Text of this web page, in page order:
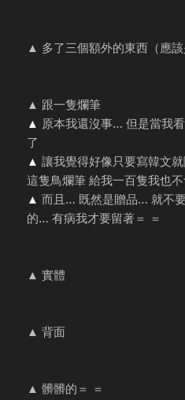
▲ 多了三個額外的東西（應
▲ 跟一隻爛筆
▲ 原本我還沒事… 但是當我
了
▲讓我覺得好像只要寫韓文
這隻鳥爛筆 給我一百隻我也
▲而且… 既然是贈品… 就不
的… 有病我才要留著＝ ＝
▲ 實體
▲ 背面
▲ 髒髒的＝ ＝